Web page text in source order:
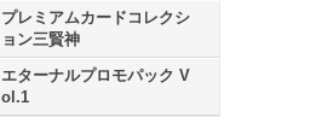
プレミアムカードコレクシ
ョン三賢神
エターナルプロモパック V
ol.1